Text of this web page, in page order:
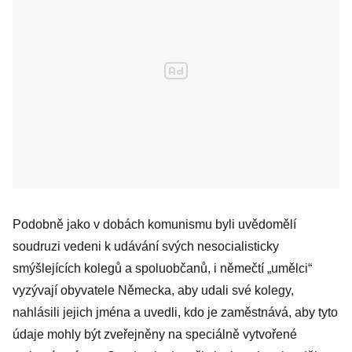
Podobně jako v dobách komunismu byli uvědomělí
soudruzi vedeni k udávání svých nesocialisticky
smýšlejících kolegů a spoluobčanů, i němečtí „umělci“
vyzývají obyvatele Německa, aby udali své kolegy,
nahlásili jejich jména a uvedli, kdo je zaměstnává, aby tyto
údaje mohly být zveřejněny na speciálně vytvořené